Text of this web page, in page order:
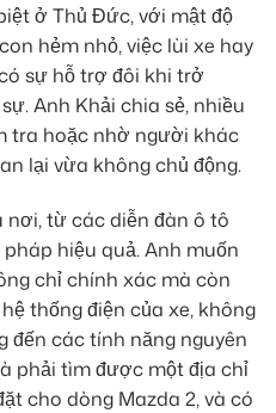
ở Thủ Đức, với mật độ
hẻm nhỏ, việc lùi xe hay
sự hỗ trợ đôi khi trở
Anh Khải chia sẻ, nhiều
tra hoặc nhờ người khác
lại vừa không chủ động.
nơi, từ các diễn đàn ô tô
hiệu quả. Anh muốn
chỉ chính xác mà còn
thống điện của xe, không
đến các tính năng nguyên
phải tìm được một địa chỉ
cho dòng Mazda 2, và có